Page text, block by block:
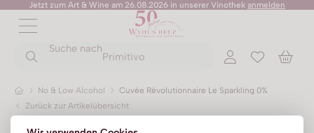
Jetzt zum Art & Wine am 26.08.2026 in unserer Vinothek anmelden
Suche nach
Primitivo
No & Low Alcohol
Cuvée Révolutionnaire Le Sparkling 0%
Zurück zur Artikelübersicht
ZURÜCK
Rotweine
ZURÜCK
Champagner
ZURÜCK
Portwein
ZURÜCK
Sommer-Sale
ZURÜCK
Senza Parole